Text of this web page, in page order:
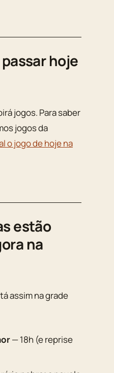
hoje
jogos. Para saber
jogos da
o jogo de hoje na
estão
na
assim na grade
— 18h (e reprise